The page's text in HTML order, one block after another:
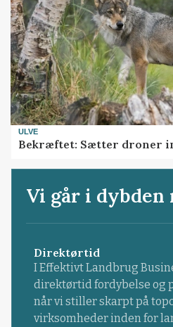
ULVE
Bekræftet: Sætter droner
Vi går i dybden
Direktørtid
I Effektivt Landbrug
direktørtid fordybelse og
når vi stiller skarpt på
virksomheder inden for